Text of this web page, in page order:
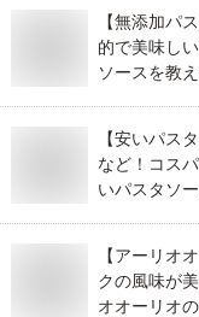
【無添加パ
的で美味し
ソースを教
【安いパス
など！コス
いパスタソ
【アーリオ
クの風味が
オオーリオ